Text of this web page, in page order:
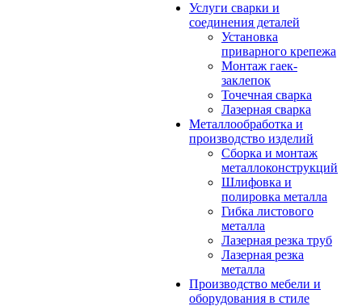
Услуги сварки и
соединения деталей
Установка
приварного крепежа
Монтаж гаек-
заклепок
Точечная сварка
Лазерная сварка
Металлообработка и
производство изделий
Сборка и монтаж
металлоконструкций
Шлифовка и
полировка металла
Гибка листового
металла
Лазерная резка труб
Лазерная резка
металла
Производство мебели и
оборудования в стиле